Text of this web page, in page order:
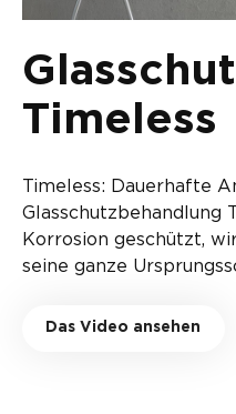
Timeless
Timeless: Dauerhafte
Glasschutzbehandlung
Korrosion geschützt,
seine ganze
Das Video ansehen